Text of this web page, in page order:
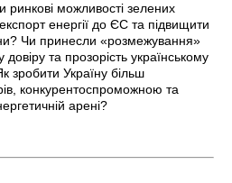
ринкові можливості зелених
енергії до ЄС та підвищити
Чи принесли «розмежування»
довіру та прозорість українському
зробити Україну більш
конкурентоспроможною та
арені?